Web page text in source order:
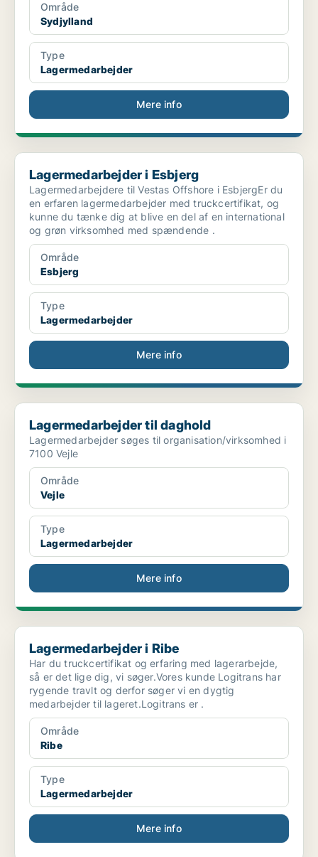
Område
Sydjylland
Type
Lagermedarbejder
Mere info
Lagermedarbejder i Esbjerg
Lagermedarbejder i Esbjerg
Lagermedarbejdere til Vestas Offshore i EsbjergEr du
en erfaren lagermedarbejder med truckcertifikat, og
kunne du tænke dig at blive en del af en international
og grøn virksomhed med spændende .
Område
Esbjerg
Type
Lagermedarbejder
Mere info
Lagermedarbejder til daghold
Lagermedarbejder til daghold
Lagermedarbejder søges til organisation/virksomhed i
7100 Vejle
Område
Vejle
Type
Lagermedarbejder
Mere info
Lagermedarbejder i Ribe
Lagermedarbejder i Ribe
Har du truckcertifikat og erfaring med lagerarbejde,
så er det lige dig, vi søger.Vores kunde Logitrans har
rygende travlt og derfor søger vi en dygtig
medarbejder til lageret.Logitrans er .
Område
Ribe
Type
Lagermedarbejder
Mere info